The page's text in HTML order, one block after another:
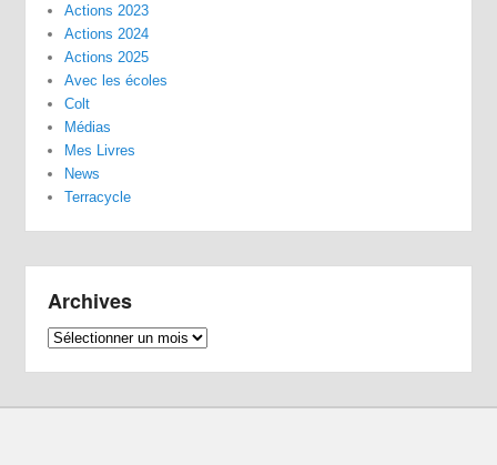
Actions 2023
Actions 2024
Actions 2025
Avec les écoles
Colt
Médias
Mes Livres
News
Terracycle
Archives
Archives